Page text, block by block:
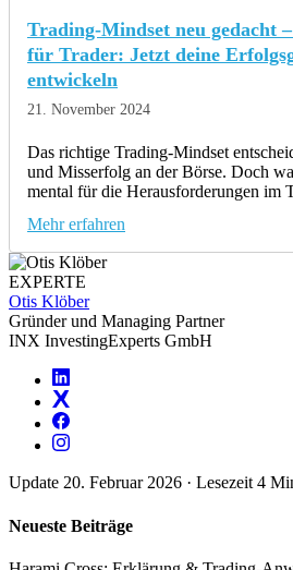
Trading-Mindset neu gedacht
für Trader: Jetzt deine
entwickeln
21. November 2024
Das richtige Trading-Mindset
und Misserfolg an der Börse. Doch
mental für die Herausforderungen im
Mehr erfahren
EXPERTE
Otis Klöber
Gründer und Managing Partner
INX InvestingExperts GmbH
Update 20. Februar 2026 · Lesezeit 4
Neueste Beiträge